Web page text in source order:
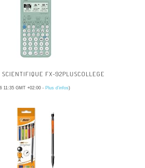
SCIENTIFIQUE FX-92PLUSCOLLEGE
11:35 GMT +02:00 - Plus d’infos)